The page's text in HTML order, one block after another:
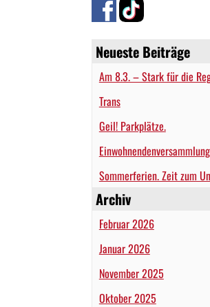
Neueste Beiträge
Am 8.3. – Stark für die
Trans
Geil! Parkplätze.
Sommerferien. Zeit zum
Archiv
Februar 2026
Januar 2026
November 2025
Oktober 2025